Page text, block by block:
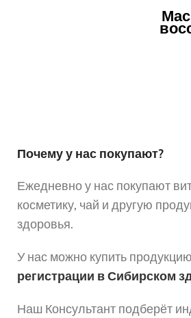
Почему у нас покупают?
Ежедневно у нас покупают
косметику, чай и другую
здоровья.
У нас можно купить продукцию
регистрации в Сибирском
Наш Консультант подберёт